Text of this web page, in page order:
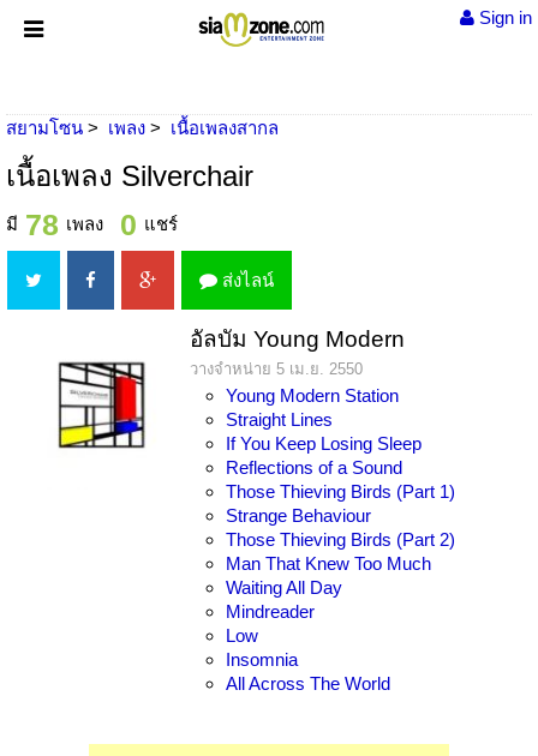
Sign in
สยามโซน เพลง เนื้อเพลงสากล
เนื้อเพลง Silverchair
มี 78 เพลง 0 แชร์
ส่งไลน์
อัลบัม Young Modern
วางจำหน่าย 5 เม.ย. 2550
Young Modern Station
Straight Lines
If You Keep Losing Sleep
Reflections of a Sound
Those Thieving Birds (Part 1)
Strange Behaviour
Those Thieving Birds (Part 2)
Man That Knew Too Much
Waiting All Day
Mindreader
Low
Insomnia
All Across The World